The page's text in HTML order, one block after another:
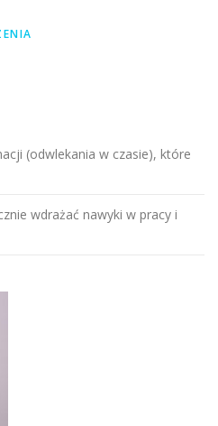
(odwlekania w czasie), które
wdrażać nawyki w pracy i